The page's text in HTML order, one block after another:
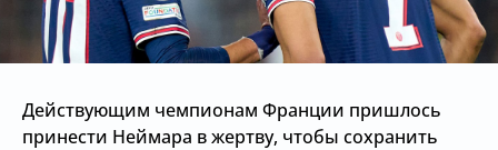
Действующим чемпионам Франции пришлось
принести Неймара в жертву, чтобы сохранить